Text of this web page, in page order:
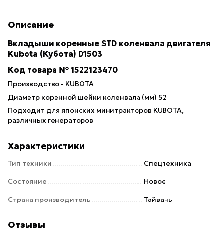
Описание
Вкладыши коренные STD коленвала двигателя
Kubota (Кубота) D1503
Код товара № 1522123470
Производство - KUBOTA
Диаметр коренной шейки коленвала (мм) 52
Подходит для японских минитракторов KUBOTA,
различных генераторов
Характеристики
Тип техники Спецтехника
Состояние Новое
Страна производитель Тайвань
Отзывы